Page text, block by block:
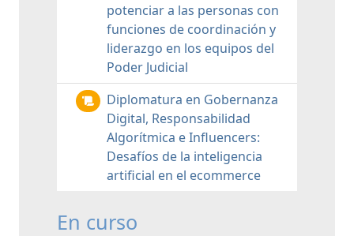
potenciar a las personas con
funciones de coordinación y
liderazgo en los equipos del
Poder Judicial
Diplomatura en Gobernanza
Digital, Responsabilidad
Algorítmica e Influencers:
Desafíos de la inteligencia
artificial en el ecommerce
En curso